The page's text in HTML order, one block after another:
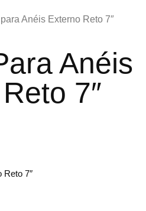
Anéis Externo Reto 7″
Anéis
7″
Reto 7″